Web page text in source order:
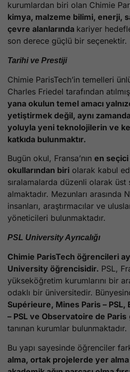
kurumlardan biri olan Chimie
kimya, malzeme bilimi, enerji,
çevre alanlarında kariyer
son derece güçlü bir seçenektir.
Tarihi ve Prestiji
Chimie ParisTech’in temelleri
Charles Friedel tarafından
yana okulun temel amacı
yetiştirmek değil, aynı
yoluyla yeni teknolojilerin ve
katkıda bulunmaktır.
Bugün okul, Fransa’nın en
okullarından biri olarak kabul
sıralamalarda düzenli olarak üst
almaktadır. Mezunları arasında
insanları, araştırmacılar ve
yöneticileri bulunmaktadır.
PSL University Ayrıcalığı
Chimie ParisTech öğrencileri
University öğrencisidir. PSL,
yükseköğretim kurumlarını bir
odaklı bir üniversitedir.
Supérieure, Mines Paris – PSL,
– PSL ve Observatoire de Paris
tanınan kurumlar bulunmaktadır.
Bu yapı sayesinde öğrenciler
alma, ortak projelerde yer